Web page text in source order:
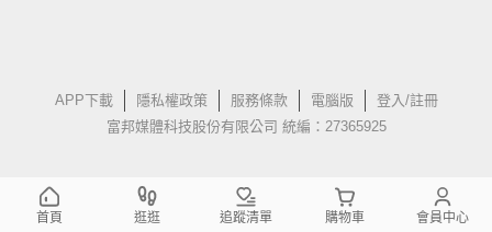
APP下載 隱私權政策 服務條款 電腦版
登入/註冊
富邦媒體科技股份有限公司 統編：27365925
首頁 逛逛 追蹤清單 購物車 會員中心